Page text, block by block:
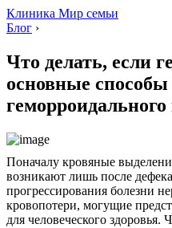
Клиника Мир семьи
Блог ›
Что делать, если
основные способы
Поначалу кровяные
возникают лишь после
прогрессирования болезни
кровопотери, могущие
для человеческого здоровья.